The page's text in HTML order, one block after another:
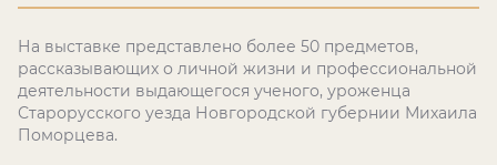
На выставке представлено более 50 предметов,
рассказывающих о личной жизни и профессиональной
деятельности выдающегося ученого, уроженца
Старорусского уезда Новгородской губернии Михаила
Поморцева.